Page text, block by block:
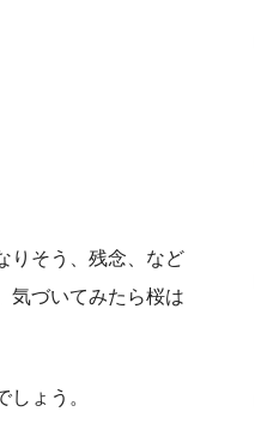
りそう、残念、など
気づいてみたら桜は
ょう。